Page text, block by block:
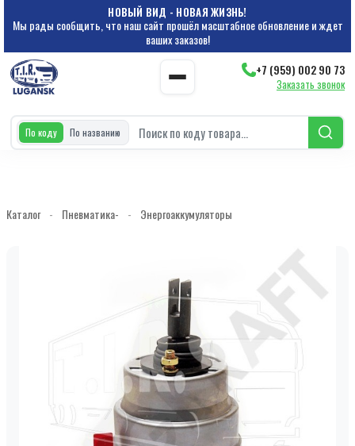
НОВЫЙ ВИД - НОВАЯ ЖИЗНЬ!
Мы рады сообщить, что наш сайт прошёл масштабное обновление и ждет
ваших заказов!
+7 (959) 002 90 73
Заказать звонок
По коду По названию
Каталог - Пневматика- - Энергоаккумуляторы